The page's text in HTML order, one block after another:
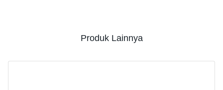
Produk Lainnya